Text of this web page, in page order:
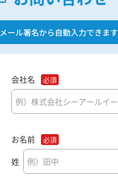
メール署名から自動入力できます
会社名
お名前
姓